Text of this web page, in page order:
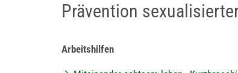
Prävention
Arbeitshilfen